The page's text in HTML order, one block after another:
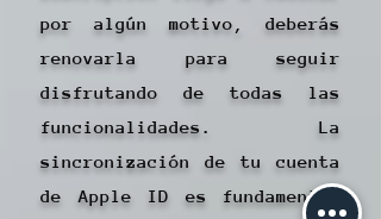
por algún motivo, deberás
renovarla para seguir
disfrutando de todas las
funcionalidades. La
sincronización de tu cuenta
de Apple ID es fundamental